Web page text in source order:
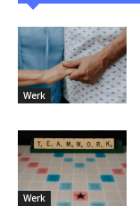
Werk
Werk